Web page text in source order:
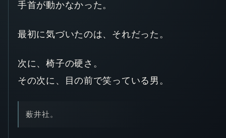
手首が動かなかった。
最初に気づいたのは、それだった。
次に、椅子の硬さ。
その次に、目の前で笑っている男。
薮井社。